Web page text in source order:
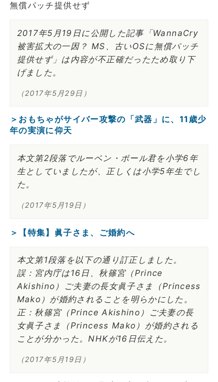
無償パッチ提供せず
2017年5月19日に公開した記事「WannaCry
被害拡大の一因？ MS、古いOSに無償パッチ
提供せず」は内容が不正確だったため取り下
げました。
（2017年5月29日）
＞おもちゃがサイバー攻撃の「武器」に、11歳少
年の実演に仰天
本文第2段落でルーベン・ポール君を小学6年
生としていましたが、正しくは小学5年生でし
た。
（2017年5月19日）
＞【特集】眞子さま、ご婚約へ
本文第1段落を以下の通り訂正しました。
誤：宮内庁は16日、秋篠宮（Prince
Akishino）ご夫妻の長女眞子さま（Princess
Mako）が婚約されることを明らかにした。
正：秋篠宮（Prince Akishino）ご夫妻の長
女眞子さま（Princess Mako）が婚約される
ことが分かった。NHKが16日伝えた。
（2017年5月19日）